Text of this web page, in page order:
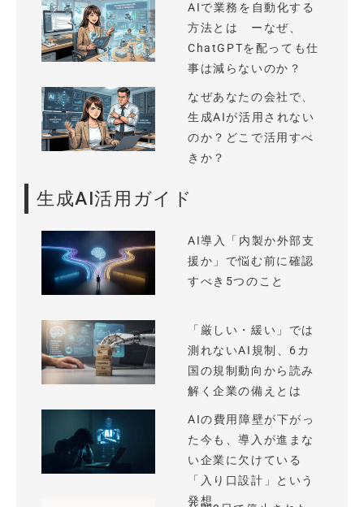
AIで業務を自動化する
方法とは ーなぜ、
ChatGPTを配っても仕
事は減らないのか？
なぜあなたの会社で、
生成AIが活用されない
のか？どこで活用すべ
きか？
生成AI活用ガイド
AI導入「内製か外部支
援か」で悩む前に確認
すべき5つのこと
「厳しい・緩い」では
測れないAI規制、6カ
国の規制動向から読み
解く企業の備えとは
AIの費用障壁が下がっ
た今も、導入が進まな
い企業に欠けている
「入り口設計」という
発想